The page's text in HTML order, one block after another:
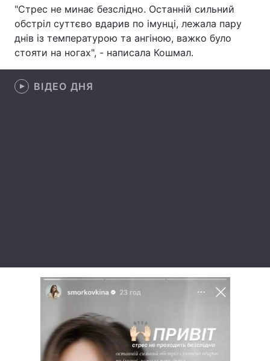
Техно і зв'язок Лайт
Зброя Інциденти
Здоров'я Туризм
Цікавинки
Послуги
"Стрес не минає безслідно. Останній сильний
обстріл суттєво вдарив по імунці, лежала пару
днів із температурою та ангіною, важко було
стояти на ногах", - написала Кошмал.
ВІДЕО ДНЯ